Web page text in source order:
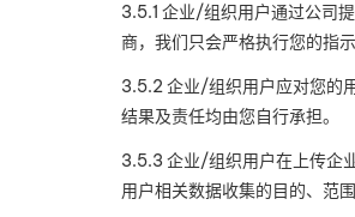
3.5.1 企业/组织用户通过公司
商，我们只会严格执行您的指
3.5.2企业/组织用户应对您的
结果及责任均由您自行承担。
3.5.3 企业/组织用户在上传企
用户相关数据收集的目的、范